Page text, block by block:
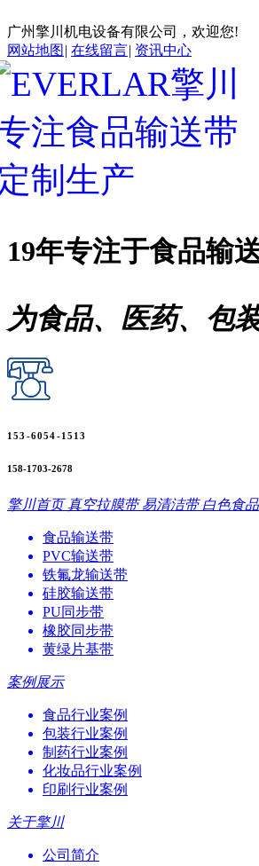
广州擎川机电设备有限公司，欢迎您!
网站地图 | 在线留言| 资讯中心
19年专注于食品输
为食品、医药、包
153-6054-1513
158-1703-2678
擎川首页 真空拉膜带 易清洁带 白色食
食品输送带
PVC输送带
铁氟龙输送带
硅胶输送带
PU同步带
橡胶同步带
黄绿片基带
案例展示
食品行业案例
包装行业案例
制药行业案例
化妆品行业案例
印刷行业案例
关于擎川
公司简介